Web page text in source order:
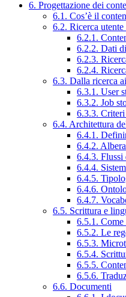
6. Progettazione dei
6.1. Cos’è il
6.2. Ricerca
6.2.1.
6.2.2. Dati
6.2.3.
6.2.4.
6.3. Dalla ricerca
6.3.1. User
6.3.2. Job
6.3.3.
6.4. Architettura
6.4.1.
6.4.2.
6.4.3. Flussi
6.4.4.
6.4.5.
6.4.6.
6.4.7.
6.5. Scrittura e
6.5.1. Come
6.5.2. Le
6.5.3.
6.5.4.
6.5.5.
6.5.6.
6.6. Documenti